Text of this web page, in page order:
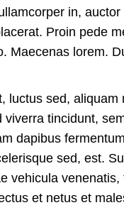
in,
Proin pede
Maecenas lorem.
luctus sed,
tincidunt,
dapibus
sed, est.
vehicula
et netus et